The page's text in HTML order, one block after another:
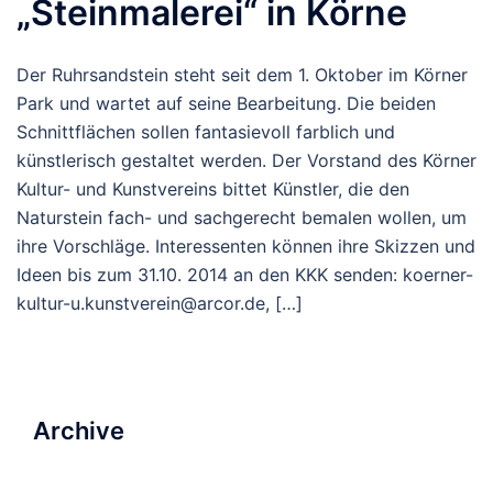
„Steinmalerei“ in Körne
Der Ruhrsandstein steht seit dem 1. Oktober im Körner
Park und wartet auf seine Bearbeitung. Die beiden
Schnittflächen sollen fantasievoll farblich und
künstlerisch gestaltet werden. Der Vorstand des Körner
Kultur- und Kunstvereins bittet Künstler, die den
Naturstein fach- und sachgerecht bemalen wollen, um
ihre Vorschläge. Interessenten können ihre Skizzen und
Ideen bis zum 31.10. 2014 an den KKK senden: koerner-
kultur-u.kunstverein@arcor.de, […]
Archive